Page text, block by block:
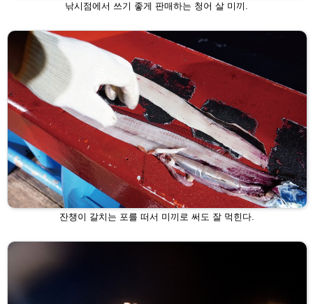
낚시점에서 쓰기 좋게 판매하는 청어 살 미끼.
잔챙이 갈치는 포를 떠서 미끼로 써도 잘 먹힌다.